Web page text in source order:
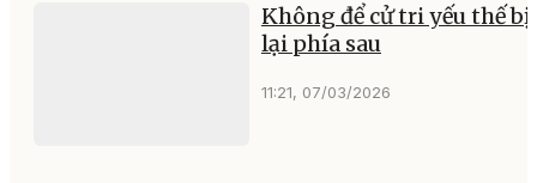
Không để cử tri yếu thế bị
lại phía sau
11:21, 07/03/2026